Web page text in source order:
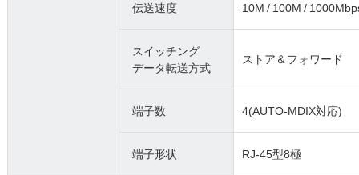
伝送速度 10M / 100M /
スイッチング
データ転送方式
ストア＆フォワード
端子数 4(AUTO-MDIX対応)
端子形状 RJ-45型8極